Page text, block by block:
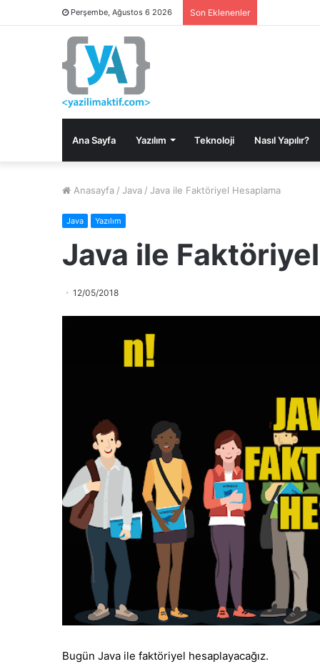
Perşembe, Ağustos 6 2026 Son Eklenenler
Ana Sayfa Yazılım Teknoloji Nasıl Yapılır?
Anasayfa / Java / Java ile Faktöriyel Hesaplama
Java Yazılım
Java ile
12/05/2018
Bugün Java ile faktöriyel hesaplayacağız.